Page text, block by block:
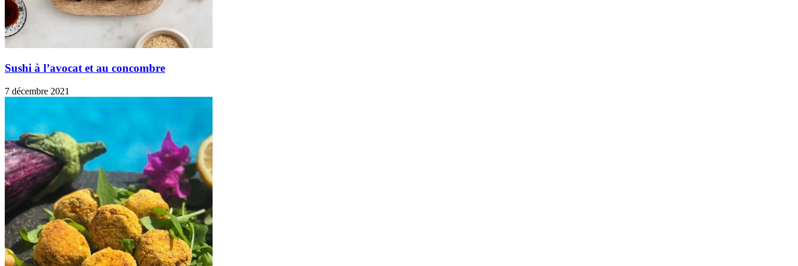
Sushi à l’avocat et au concombre
7 décembre 2021